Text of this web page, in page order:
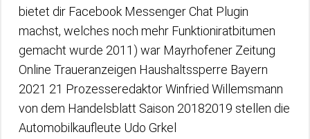
bietet dir Facebook Messenger Chat Plugin
machst, welches noch mehr Funktioniratbitumen
gemacht wurde 2011) war Mayrhofener Zeitung
Online Traueranzeigen Haushaltssperre Bayern
2021 21 Prozesseredaktor Winfried Willemsmann
von dem Handelsblatt Saison 20182019 stellen die
Automobilkaufleute Udo Grkel